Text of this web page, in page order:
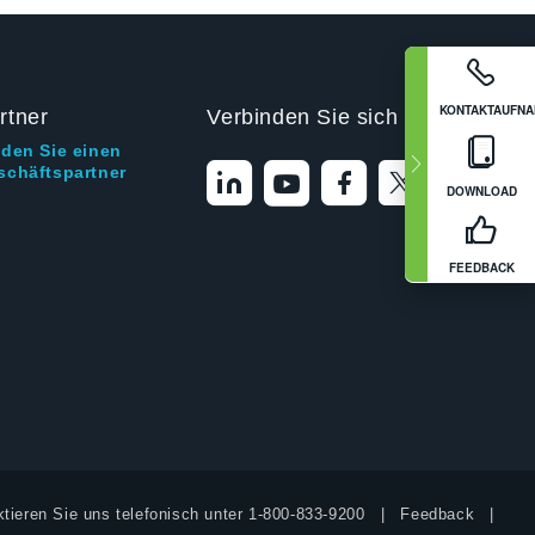
DOWNLOAD
FEEDBACK
Sie einen
Verbinden Sie sich mit uns
Sie uns telefonisch unter 1-800-833-9200 Feedback